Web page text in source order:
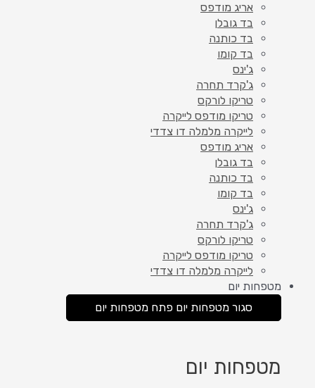
אריג מודפס
בד גובלן
בד כותנה
בד קומו
ג'ינס
ג'קרד תחרה
טריקו לורקס
טריקו מודפס לייקרה
לייקרה מלמלה דו צדדי
אריג מודפס
בד גובלן
בד כותנה
בד קומו
ג'ינס
ג'קרד תחרה
טריקו לורקס
טריקו מודפס לייקרה
לייקרה מלמלה דו צדדי
מטפחות יום
סגור מטפחות יום פתח מטפחות יום
מטפחות יום